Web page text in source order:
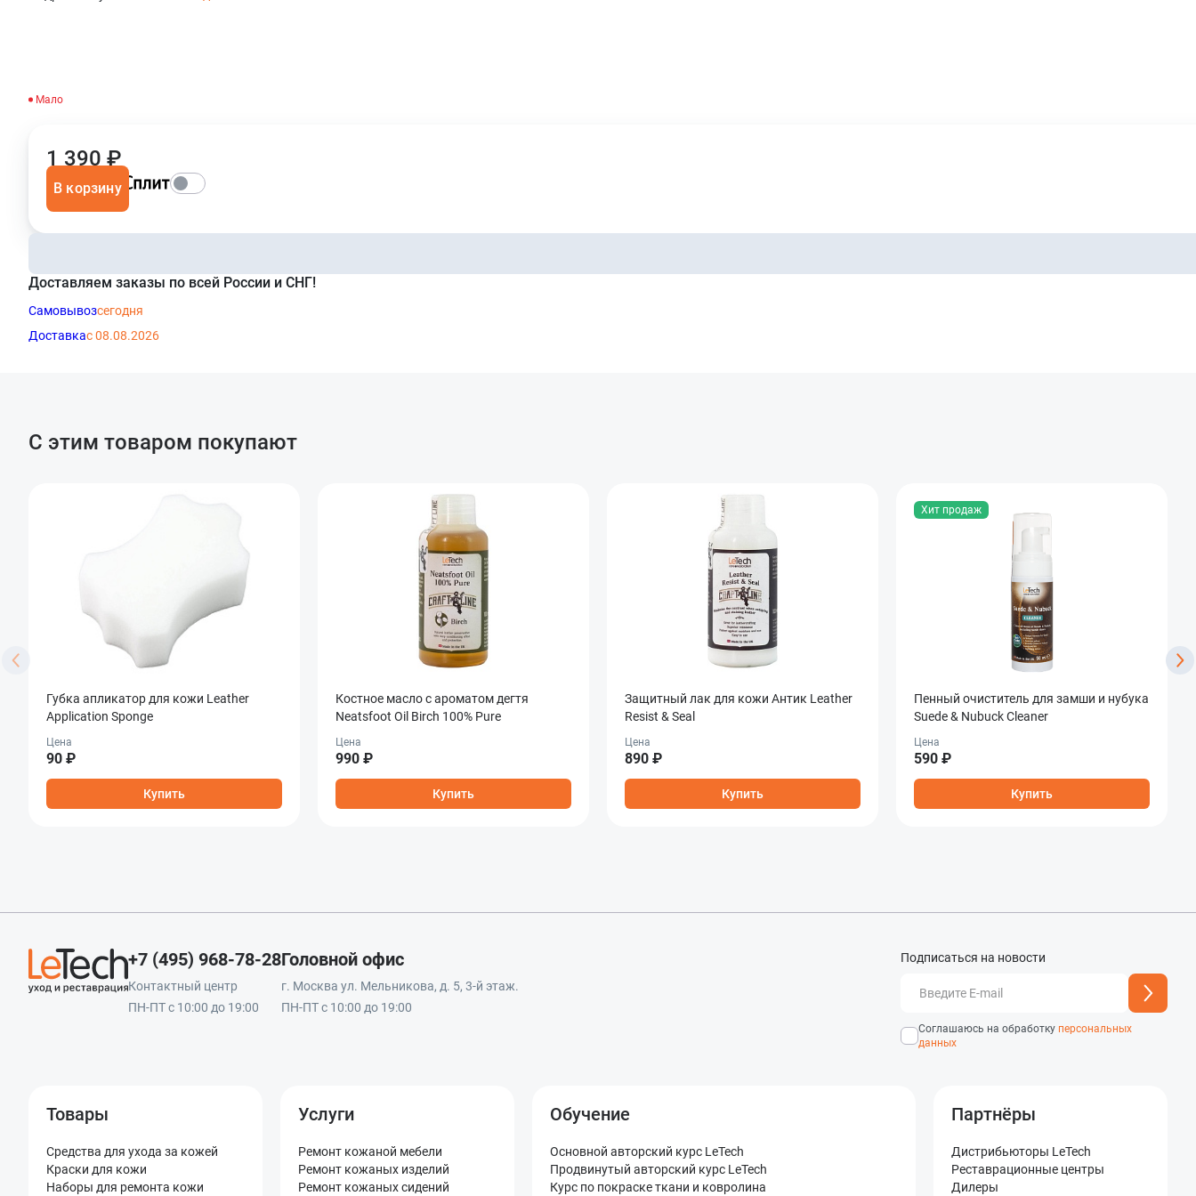
Мало
1 390 ₽
В корзину
Доставляем заказы по всей России и СНГ!
Самовывозсегодня
Доставкас 08.08.2026
С этим товаром покупают
Губка апликатор для кожи Leather
Application Sponge
Цена
90 ₽
Купить
Костное масло c ароматом дегтя
Neatsfoot Oil Birch 100% Pure
Цена
990 ₽
Купить
Защитный лак для кожи Антик Leather
Resist & Seal
Цена
890 ₽
Купить
Хит продаж
Пенный очиститель для замши и нубука
Suede & Nubuck Cleaner
Цена
590 ₽
Купить
+7 (495) 968-78-28
Контактный центр
ПН-ПТ с 10:00 до 19:00
Головной офис
г. Москва ул. Мельникова, д. 5, 3-й этаж.
ПН-ПТ с 10:00 до 19:00
Подписаться на новости
Адрес подписки успешно
Соглашаюсь на обработку персональных
данных
Товары
Средства для ухода за кожей
Краски для кожи
Наборы для ремонта кожи
Услуги
Ремонт кожаной мебели
Ремонт кожаных изделий
Ремонт кожаных сидений
Обучение
Основной авторский курс LeTech
Продвинутый авторский курс LeTech
Курс по покраске ткани и ковролина
Партнёры
Дистрибьюторы LeTech
Реставрационные центры
Дилеры